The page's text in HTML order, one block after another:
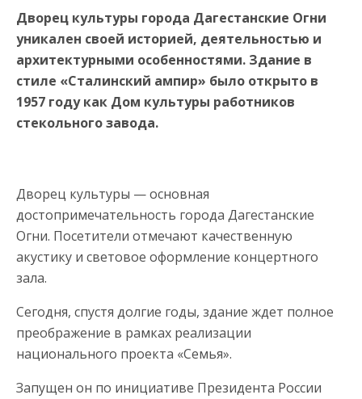
Дворец культуры города Дагестанские Огни
уникален своей историей, деятельностью и
архитектурными особенностями. Здание в
стиле «Сталинский ампир» было открыто в
1957 году как Дом культуры работников
стекольного завода.
Дворец культуры — основная
достопримечательность города Дагестанские
Огни. Посетители отмечают качественную
акустику и световое оформление концертного
зала.
Сегодня, спустя долгие годы, здание ждет полное
преображение в рамках реализации
национального проекта «Семья».
Запущен он по инициативе Президента России